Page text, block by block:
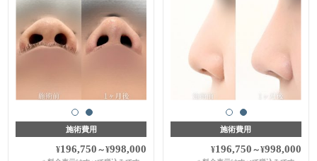
施術費用
¥196,750 ～¥998,000
施術費用
¥196,750 ～¥998,000